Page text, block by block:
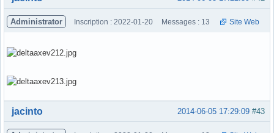
Administrator Inscription : 2022-01-20 Messages : 13 Site Web
Hors ligne #43
2014-06-05 17:29:09
jacinto